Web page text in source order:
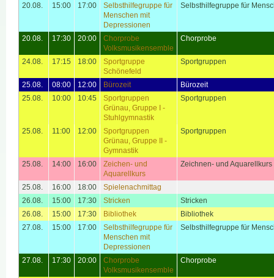
20.08.
15:00 17:00
Selbsthilfegruppe für
Menschen mit
Depressionen
Selbsthilfegruppe für
20.08. 17:30 20:00
Chorprobe
Volksmusikensemble
Chorprobe
24.08. 17:15 18:00
Sportgruppe
Schönefeld
Sportgruppen
25.08. 08:00 12:00 Bürozeit
Bürozeit
25.08.
10:00 10:45
Sportgruppen
Grünau, Gruppe I -
Stuhlgymnastik
Sportgruppen
25.08. 11:00 12:00
Sportgruppen
Grünau, Gruppe II -
Gymnastik
Sportgruppen
25.08. 14:00 16:00
Zeichen- und
Aquarellkurs
Zeichnen- und Aquarellkurs
25.08. 16:00 18:00
Spielenachmittag
26.08.
15:00 17:30 Stricken
Stricken
26.08.
15:00 17:30 Bibliothek
Bibliothek
27.08.
15:00 17:00
Selbsthilfegruppe für
Menschen mit
Depressionen
Selbsthilfegruppe für
27.08. 17:30 20:00
Chorprobe
Volksmusikensemble
Chorprobe